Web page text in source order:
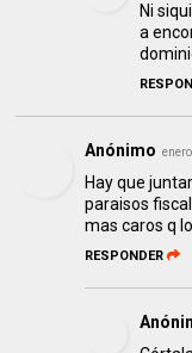
Ni
a
Anónimo
Hay que
paraisos
mas caros q
RESPONDER